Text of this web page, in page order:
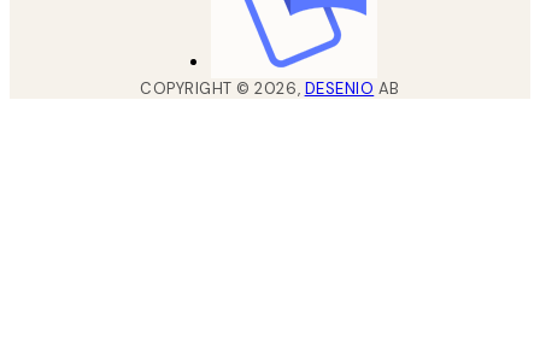
COPYRIGHT ©2026, DESENIO AB